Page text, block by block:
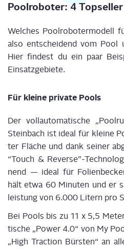
Pool­ro­bo­ter: 4 Topseller
Welches Poolrobotermodell
also entsch­eidend vom Pool
Hier findest du ein paar Bei
Ein­satz­ge­bie­te.
Für klei­ne pri­va­te Pools
Der voll­au­to­ma­ti­sche
Stein­bach ist ide­al für klei­ne
ter Flä­che und dank sei­ner
“Touch & Reverse”-
nend — ide­al für
hält etwa 60 Minu­ten und er
leis­tung von 6.000 Litern pro
Bei Pools bis zu 11 x 5,5
ti­sche „Power 4.0“ von My
„High Trac­tion Bürs­ten“ an